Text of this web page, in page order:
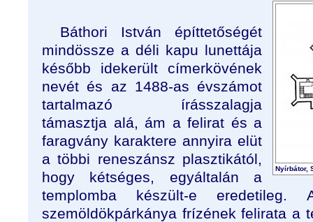
Nyírbátor,
Báthori István építtetőségét
mindössze a déli kapu lunettája
később idekerült címerkövének
nevét és az 1488-as évszámot
tartalmazó írásszalagja
támasztja alá, ám a felirat és a
faragvány karaktere annyira elüt
a többi reneszánsz plasztikától,
hogy kétséges, egyáltalán a
templomba készült-e
szemöldökpárkánya frízének felirata a